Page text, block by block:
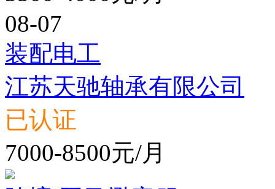
08-07
装配电工
江苏天驰轴承有限公司
已认证
7000-8500元/月